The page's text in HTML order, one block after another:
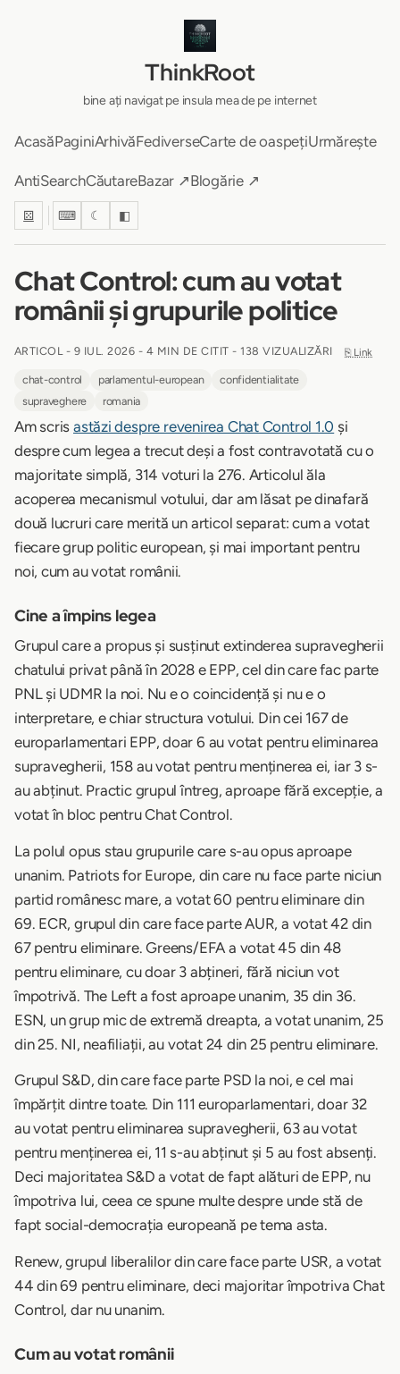
ThinkRoot
bine ați navigat pe insula mea de pe internet
AcasăPaginiArhivăFediverseCarte de oaspețiUrmărește
AntiSearchCăutareBazar ↗Blogărie ↗
⚄ ⌨ ☾ ◧
Chat Control: cum au votat
românii și grupurile politice
ARTICOL - 9 IUL. 2026 - 4 MIN DE CITIT - 138 VIZUALIZĂRI ⎘ Link
chat-control parlamentul-european
confidentialitate
supraveghere
romania
Am scrisastăzi despre revenirea Chat Control 1.0 și
despre cum legea a trecut deși a fost contravotată cu o
majoritate simplă, 314 voturi la 276. Articolul ăla
acoperea mecanismul votului, dar am lăsat pe dinafară
două lucruri care merită un articol separat: cum a votat
fiecare grup politic european, și mai important pentru
noi, cum au votat românii.
Cine a împins legea
Grupul care a propus și susținut extinderea supravegherii
chatului privat până în 2028 e EPP, cel din care fac parte
PNL și UDMR la noi. Nu e o coincidență și nu e o
interpretare, e chiar structura votului. Din cei 167 de
europarlamentari EPP, doar 6 au votat pentru eliminarea
supravegherii, 158 au votat pentru menținerea ei, iar 3 s-
au abținut. Practic grupul întreg, aproape fără excepție, a
votat în bloc pentru Chat Control.
La polul opus stau grupurile care s-au opus aproape
unanim. Patriots for Europe, din care nu face parte niciun
partid românesc mare, a votat 60 pentru eliminare din
69. ECR, grupul din care face parte AUR, a votat 42 din
67 pentru eliminare. Greens/EFA a votat 45 din 48
pentru eliminare, cu doar 3 abțineri, fără niciun vot
împotrivă. The Left a fost aproape unanim, 35 din 36.
ESN, un grup mic de extremă dreapta, a votat unanim, 25
din 25. NI, neafiliații, au votat 24 din 25 pentru eliminare.
Grupul S&D, din care face parte PSD la noi, e cel mai
împărțit dintre toate. Din 111 europarlamentari, doar 32
au votat pentru eliminarea supravegherii, 63 au votat
pentru menținerea ei, 11 s-au abținut și 5 au fost absenți.
Deci majoritatea S&D a votat de fapt alături de EPP, nu
împotriva lui, ceea ce spune multe despre unde stă de
fapt social-democrația europeană pe tema asta.
Renew, grupul liberalilor din care face parte USR, a votat
44 din 69 pentru eliminare, deci majoritar împotriva Chat
Control, dar nu unanim.
Cum au votat românii